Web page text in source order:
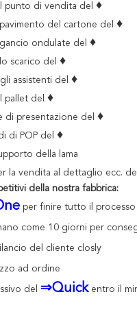
punto di vendita del ♦
del cartone del ♦
ondulate del ♦
scarico del ♦
assistenti del ♦
pallet del ♦
di presentazione del ♦
di POP del ♦
della lama
la vendita al dettaglio ecc. del
della nostra fabbrica:
per finire tutto il
come 10 giorni per
del cliente closly
ad ordine
del ⇒Quickentro il